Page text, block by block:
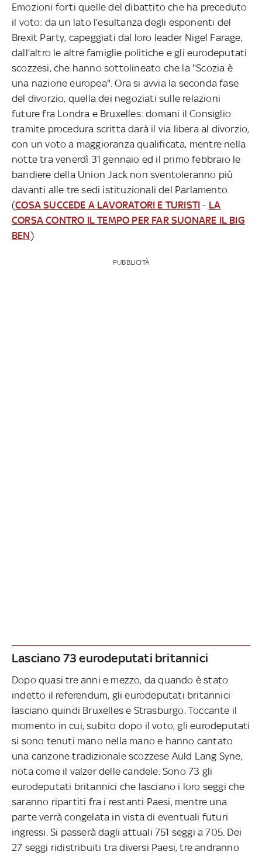
Emozioni forti quelle del dibattito che ha preceduto
il voto: da un lato l’esultanza degli esponenti del
Brexit Party, capeggiati dal loro leader Nigel Farage,
dall’altro le altre famiglie politiche e gli eurodeputati
scozzesi, che hanno sottolineato che la "Scozia è
una nazione europea". Ora si avvia la seconda fase
del divorzio, quella dei negoziati sulle relazioni
future fra Londra e Bruxelles: domani il Consiglio
tramite procedura scritta darà il via libera al divorzio,
con un voto a maggioranza qualificata, mentre nella
notte tra venerdì 31 gennaio ed il primo febbraio le
bandiere della Union Jack non sventoleranno più
davanti alle tre sedi istituzionali del Parlamento.
(COSA SUCCEDE A LAVORATORI E TURISTI - LA
CORSA CONTRO IL TEMPO PER FAR SUONARE IL BIG
BEN)
PUBBLICITÀ
Lasciano 73 eurodeputati britannici
Dopo quasi tre anni e mezzo, da quando è stato
indetto il referendum, gli eurodeputati britannici
lasciano quindi Bruxelles e Strasburgo. Toccante il
momento in cui, subito dopo il voto, gli eurodeputati
si sono tenuti mano nella mano e hanno cantato
una canzone tradizionale scozzese Auld Lang Syne,
nota come il valzer delle candele. Sono 73 gli
eurodeputati britannici che lasciano i loro seggi che
saranno ripartiti fra i restanti Paesi, mentre una
parte verrà congelata in vista di eventuali futuri
ingressi. Si passerà dagli attuali 751 seggi a 705. Dei
27 seggi ridistribuiti tra diversi Paesi, tre andranno